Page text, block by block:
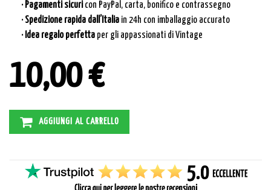
· Pagamenti sicuri con PayPal, carta, bonifico e contrassegno
· Spedizione rapida dall’Italia in 24h con imballaggio accurato
· Idea regalo perfetta per gli appassionati di Vintage
10,00 €
AGGIUNGI AL CARRELLO